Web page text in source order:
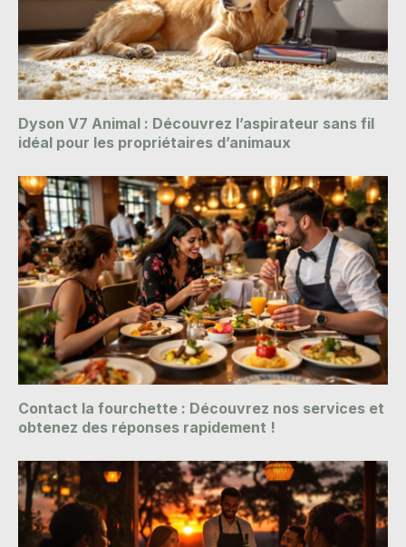
Dyson V7 Animal : Découvrez l’aspirateur sans fil
idéal pour les propriétaires d’animaux
Contact la fourchette : Découvrez nos services et
obtenez des réponses rapidement !